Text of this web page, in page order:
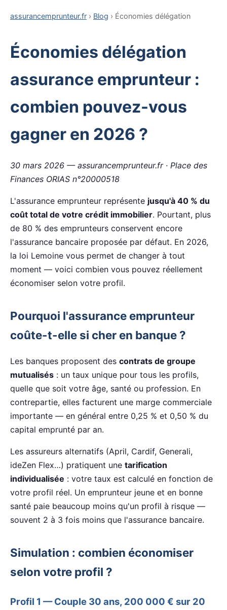
assurancemprunteur.fr › Blog › Économies délégation
Économies délégation
assurance emprunteur :
combien pouvez-vous
gagner en 2026 ?
30 mars 2026 — assurancemprunteur.fr · Place des
Finances ORIAS n°20000518
L'assurance emprunteur représente jusqu'à 40 % du
coût total de votre crédit immobilier. Pourtant, plus
de 80 % des emprunteurs conservent encore
l'assurance bancaire proposée par défaut. En 2026,
la loi Lemoine vous permet de changer à tout
moment — voici combien vous pouvez réellement
économiser selon votre profil.
Pourquoi l'assurance emprunteur
coûte-t-elle si cher en banque ?
Les banques proposent des contrats de groupe
mutualisés : un taux unique pour tous les profils,
quelle que soit votre âge, santé ou profession. En
contrepartie, elles facturent une marge commerciale
importante — en général entre 0,25 % et 0,50 % du
capital emprunté par an.
Les assureurs alternatifs (April, Cardif, Generali,
ideZen Flex…) pratiquent une tarification
individualisée : votre taux est calculé en fonction de
votre profil réel. Un emprunteur jeune et en bonne
santé paie beaucoup moins qu'un profil à risque —
souvent 2 à 3 fois moins que l'assurance bancaire.
Simulation : combien économiser
selon votre profil ?
Profil 1 — Couple 30 ans, 200 000 € sur 20